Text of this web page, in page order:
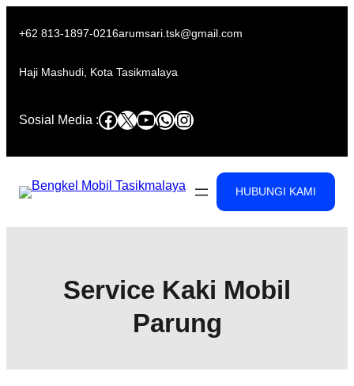
+62 813-1897-0216arumsari.tsk@gmail.com
Haji Mashudi, Kota Tasikmalaya
Sosial Media :Facebook
X YouTube
WhatsApp
Instagram
HUBUNGI KAMI
Service Kaki Mobil
Parung